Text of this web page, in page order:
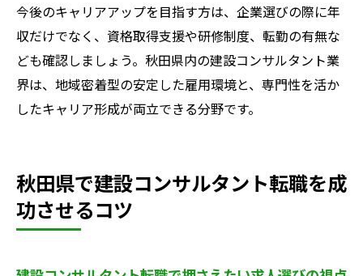
今後のキャリアアップを目指す方は、企業選びの際に年
収だけでなく、資格取得支援や研修制度、転勤の有無な
ども確認しましょう。秋田県内の建設コンサルタント業
界は、地域密着型の安定した雇用環境と、専門性を活か
したキャリア形成が両立できる分野です。
秋田県で建設コンサルタント転職を成
功させるコツ